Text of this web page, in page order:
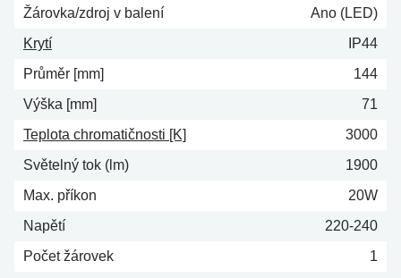
Žárovka/zdroj v balení
Ano (LED)
Krytí
IP44
Průměr [mm]
144
Výška [mm]
71
Teplota chromatičnosti [K]
3000
Světelný tok (lm)
1900
Max. příkon
20W
Napětí
220-240
Počet žárovek
1